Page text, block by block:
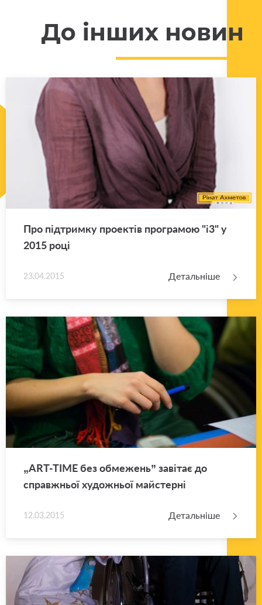
До інших новин
Про під­трим­ку про­е­ктів про­гра­мою "і3" у
2015 році
23.04.2015 Детальніше
„ART-TIME без обме­жень” за­ві­тає до
справ­жньої ху­до­жньої май­стер­ні
12.03.2015 Детальніше